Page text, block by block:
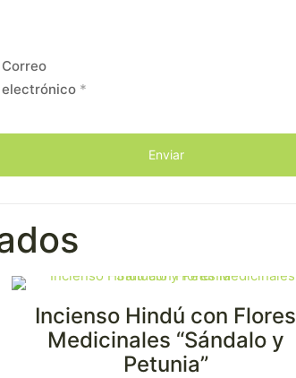
Correo
electrónico *
Incienso Hindú con Flores
Medicinales “Sándalo y
Petunia”